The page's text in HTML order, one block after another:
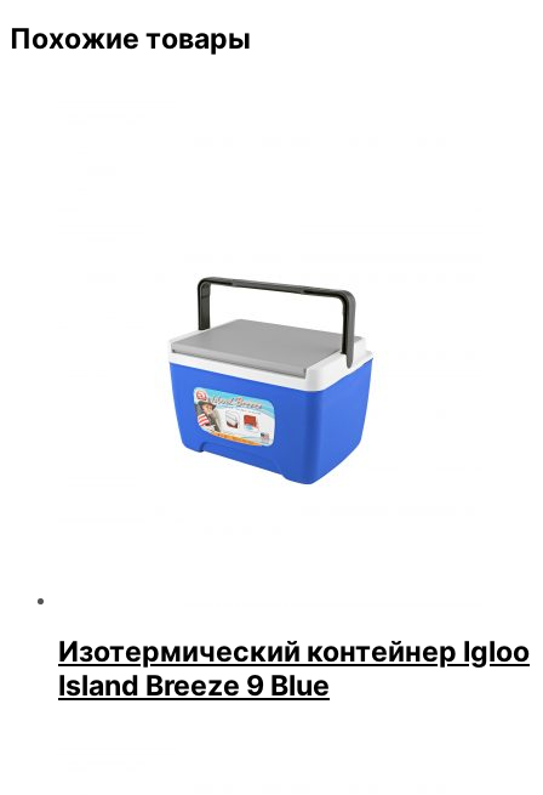
Похожие товары
Изотермический контейнер Igloo
Island Breeze 9 Blue